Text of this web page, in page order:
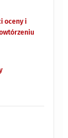
oceny i